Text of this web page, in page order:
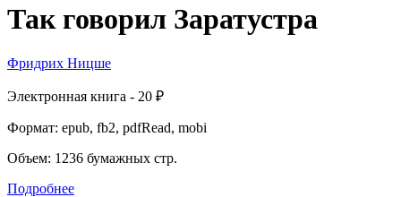
Так говорил Заратустра
Фридрих Ницше
Электронная книга - 20 ₽
Формат: epub, fb2, pdfRead, mobi
Объем: 1236 бумажных стр.
Подробнее